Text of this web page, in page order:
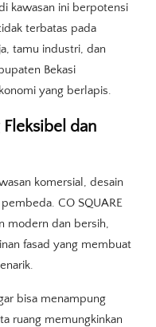
kawasan ini berpotensi
terbatas pada
tamu industri, dan
Bekasi
yang berlapis.
Fleksibel dan
komersial, desain
CO SQUARE
modern dan bersih,
fasad yang membuat
bisa menampung
ruang memungkinkan